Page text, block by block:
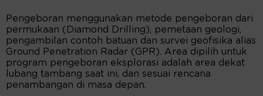
Pengeboran menggunakan metode pengeboran dari
permukaan (Diamond Drilling), pemetaan geologi,
pengambilan contoh batuan dan survei geofisika alias
Ground Penetration Radar (GPR). Area dipilih untuk
program pengeboran eksplorasi adalah area dekat
lubang tambang saat ini, dan sesuai rencana
penambangan di masa depan.